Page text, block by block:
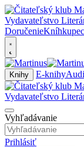
Doručenie
Knihy E-knihy
Vyhľadávanie
Prihlásiť